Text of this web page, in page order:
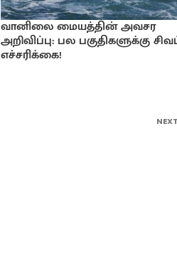
வானிலை மையத்தின் அவசர
அறிவிப்பு: பல பகுதிகளுக்கு
எச்சரிக்கை!
NEXT